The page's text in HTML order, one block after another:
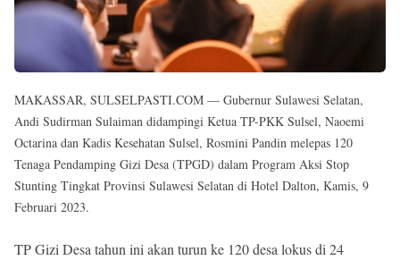
MAKASSAR, SULSELPASTI.COM — Gubernur Sulawesi Selatan,
Andi Sudirman Sulaiman didampingi Ketua TP-PKK Sulsel, Naoemi
Octarina dan Kadis Kesehatan Sulsel, Rosmini Pandin melepas 120
Tenaga Pendamping Gizi Desa (TPGD) dalam Program Aksi Stop
Stunting Tingkat Provinsi Sulawesi Selatan di Hotel Dalton, Kamis, 9
Februari 2023.
TP Gizi Desa tahun ini akan turun ke 120 desa lokus di 24